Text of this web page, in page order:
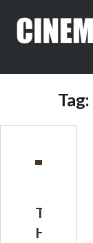
contenuto
Tag:
T
H